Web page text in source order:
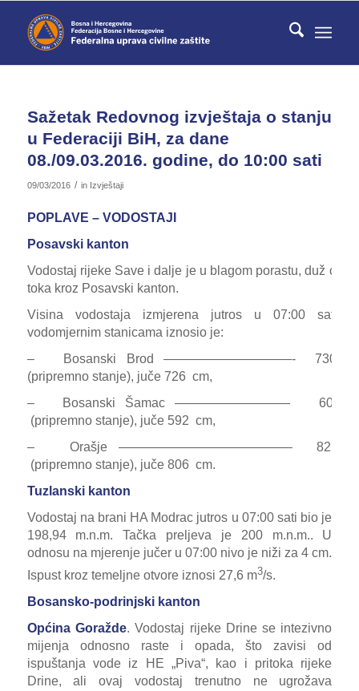
Sažetak Redovnog izvještaja o stanju
u Federaciji BiH, za dane
08./09.03.2016. godine, do 10:00 sati
09/03/2016 / in Izvještaji
POPLAVE – VODOSTAJI
Posavski kanton
Vodostaj rijeke Save i dalje je u blagom porastu, duž
toka kroz Posavski kanton.
Visina vodostaja izmjerena jutros u 07:00 sati,
vodomjernim stanicama iznosio je:
– Bosanski Brod ——————————- 730
(pripremno stanje), juče 726 cm,
– Bosanski Šamac ————————— 600
(pripremno stanje), juče 592 cm,
– Orašje —————————————– 821
(pripremno stanje), juče 806 cm.
Tuzlanski kanton
Vodostaj na brani HA Modrac jutros u 07:00 sati bio je
198,94 m.n.m. Tačka preljeva je 200 m.n.m.. U
odnosu na mjerenje jučer u 07:00 nivo je niži za 4 cm.
Ispust kroz temeljne otvore iznosi 27,6 m3/s.
Bosansko-podrinjski kanton
Općina Goražde. Vodostaj rijeke Drine se intezivno
mijenja odnosno raste i opada, što zavisi od
ispuštanja vode iz HE „Piva“, kao i pritoka rijeke
Drine, ali ovaj vodostaj trenutno ne ugrožava